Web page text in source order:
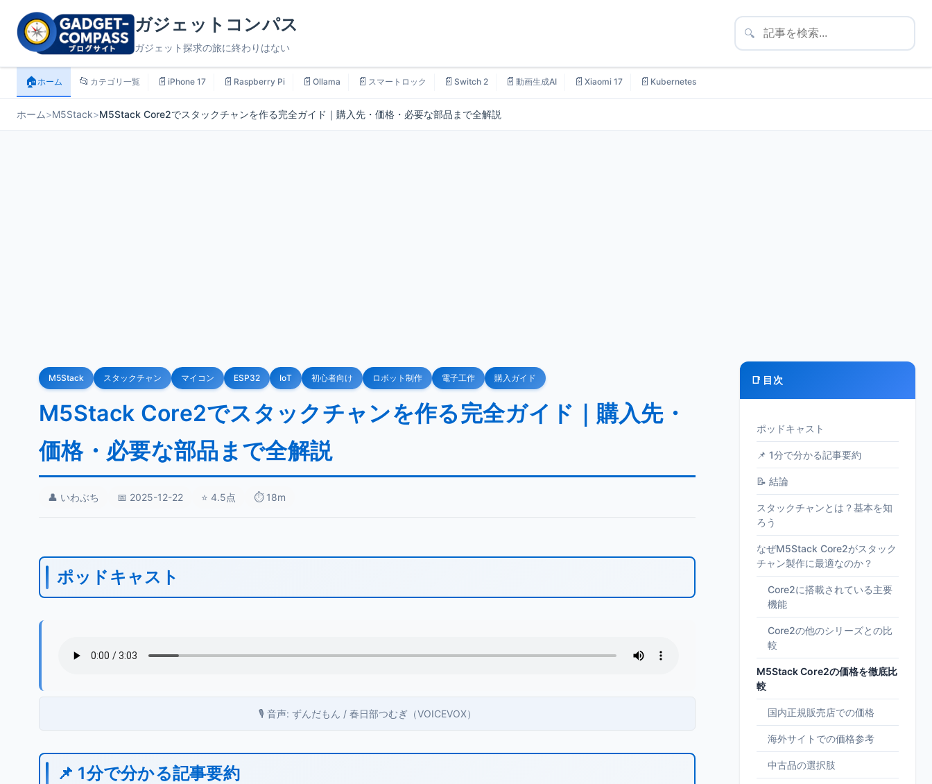
ガジェットコンパス
ガジェット探求の旅に終わりはない
🔍
🏠ホーム 📂 カテゴリ一覧 📄 iPhone 17 📄 Raspberry Pi 📄 Ollama 📄 スマートロック 📄 Switch 2 📄 動画生成AI 📄 Xiaomi 17 📄 Kubernetes
ホーム>M5Stack>M5Stack Core2でスタックチャンを作る完全ガイド｜購入先・価格・必要な部品まで全解説
M5Stack スタックチャン マイコン ESP32 IoT 初心者向け ロボット制作 電子工作 購入ガイド
M5Stack Core2でスタックチャンを作る完全ガイド｜購入先・
価格・必要な部品まで全解説
👤 いわぶち 📅 2025-12-22 ⭐ 4.5点 ⏱️ 18m
ポッドキャスト
🎙️ 音声: ずんだもん / 春日部つむぎ（VOICEVOX）
📌 1分で分かる記事要約
📑 目次
ポッドキャスト
📌 1分で分かる記事要約
📝 結論
スタックチャンとは？基本を知
ろう
なぜM5Stack Core2がスタック
チャン製作に最適なのか？
Core2に搭載されている主要
機能
Core2の他のシリーズとの比
較
M5Stack Core2の価格を徹底比
較
国内正規販売店での価格
海外サイトでの価格参考
中古品の選択肢